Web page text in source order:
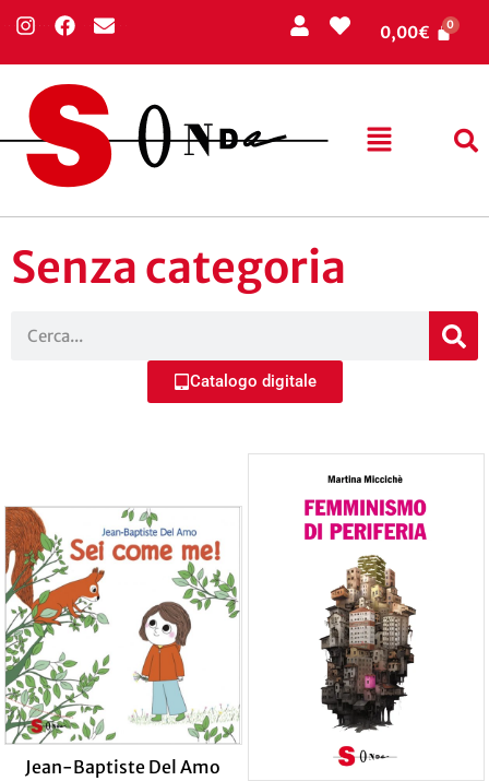
0,00€
Senza categoria
Catalogo digitale
Jean-Baptiste Del Amo